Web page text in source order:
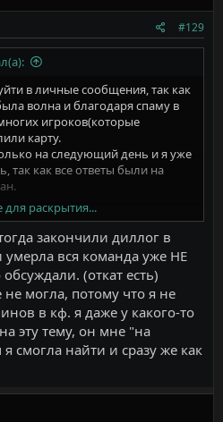
#129
в личные сообщения, так как
волна и благодаря спаму в
игроков(которые
карту.
на следующий день и я уже
так как все ответы были на
а только потом пиши.
раскрытия...
закончили диллог в
умерла вся команда уже НЕ
(откат есть)
могла, потому что я не
в кф. я даже у какого-то
эту тему, он мне "на
смогла найти и сразу же как